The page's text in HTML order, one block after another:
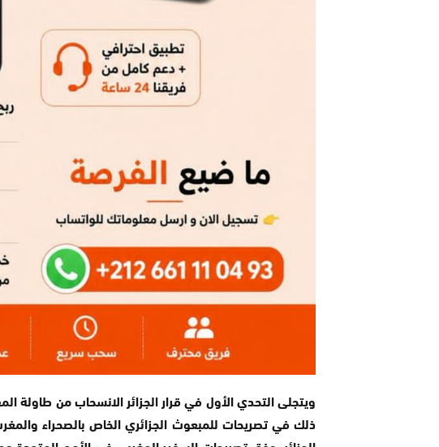
ويتجلى التحدي الأول في قرار الجزائر الانسحاب من طاولة
ذلك في تصريحات للمبعوث الجزائري الخاص بالصحراء